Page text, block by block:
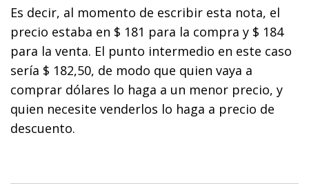
Es decir, al momento de escribir esta nota, el
precio estaba en $ 181 para la compra y $ 184
para la venta. El punto intermedio en este caso
sería $ 182,50, de modo que quien vaya a
comprar dólares lo haga a un menor precio, y
quien necesite venderlos lo haga a precio de
descuento.